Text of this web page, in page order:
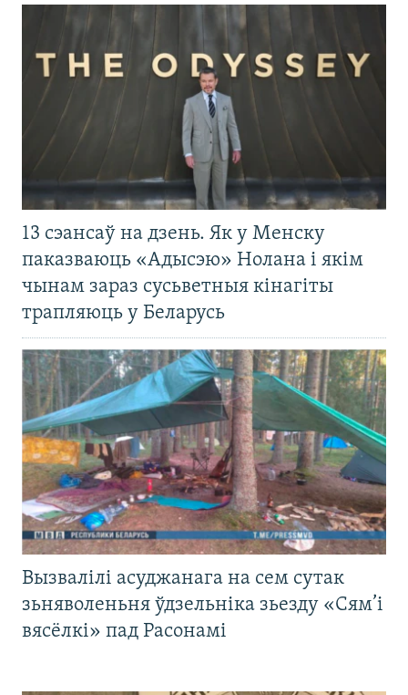
13 сэансаў на дзень. Як у Менску
паказваюць «Адысэю» Нолана і якім
чынам зараз сусьветныя кінагіты
трапляюць у Беларусь
Вызвалілі асуджанага на сем сутак
зьняволеньня ўдзельніка зьезду «Сям’і
вясёлкі» пад Расонамі